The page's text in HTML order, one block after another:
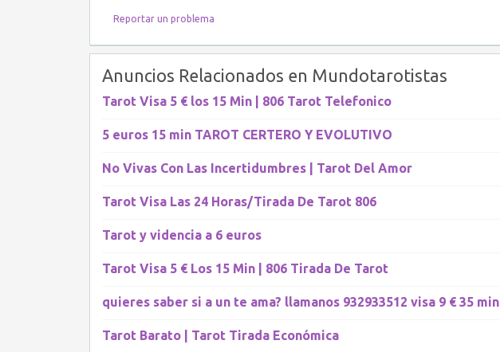
Reportar un problema
Anuncios Relacionados en Mundotarotistas
Tarot Visa 5 € los 15 Min | 806 Tarot Telefonico
5 euros 15 min TAROT CERTERO Y EVOLUTIVO
No Vivas Con Las Incertidumbres | Tarot Del Amor
Tarot Visa Las 24 Horas/Tirada De Tarot 806
Tarot y videncia a 6 euros
Tarot Visa 5 € Los 15 Min | 806 Tirada De Tarot
quieres saber si a un te ama? llamanos 932933512 visa 9 € 35 min
Tarot Barato | Tarot Tirada Económica